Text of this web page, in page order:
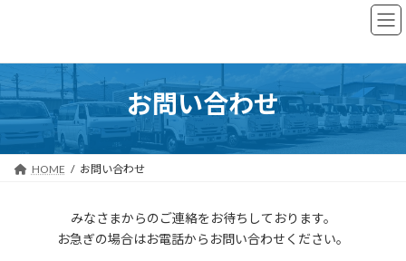
ン
ツ
へ
ス
キッ
プ
ショ
ン
に
移
動
お問い合わせ
HOME お問い合わせ
みなさまからのご連絡をお待ちしております。
お急ぎの場合はお電話からお問い合わせください。